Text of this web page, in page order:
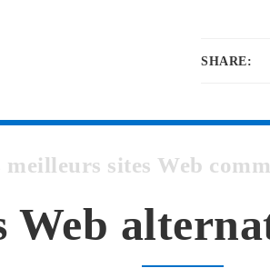
SHARE:
meilleurs sites Web
Web